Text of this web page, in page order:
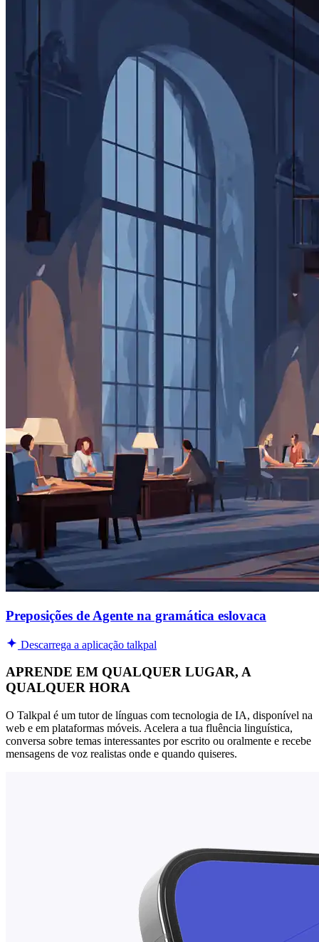
Preposições de Agente na gramática eslovaca
Descarrega a aplicação talkpal
APRENDE EM QUALQUER LUGAR, A
QUALQUER HORA
O Talkpal é um tutor de línguas com tecnologia de IA, disponível na
web e em plataformas móveis. Acelera a tua fluência linguística,
conversa sobre temas interessantes por escrito ou oralmente e recebe
mensagens de voz realistas onde e quando quiseres.